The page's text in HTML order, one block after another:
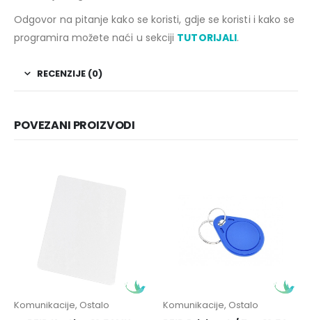
Odgovor na pitanje kako se koristi, gdje se koristi i kako se
programira možete naći u sekciji TUTORIJALI.
RECENZIJE (0)
POVEZANI PROIZVODI
Komunikacije, Ostalo
Komunikacije, Ostalo